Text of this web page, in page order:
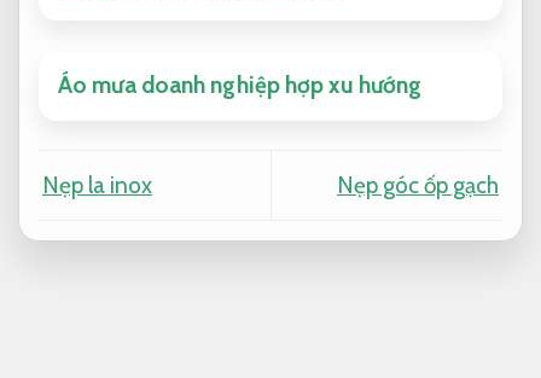
Áo mưa doanh nghiệp hợp xu hướng
Nẹp la inox Nẹp góc ốp gạch